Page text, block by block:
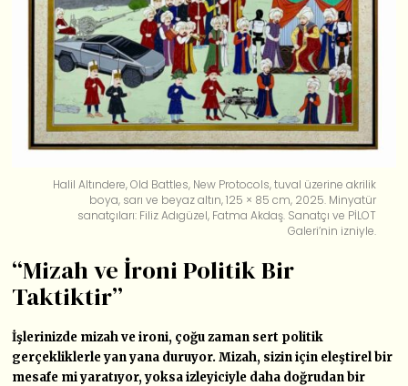
Halil Altındere, Old Battles, New Protocols, tuval üzerine akrilik
boya, sarı ve beyaz altın, 125 × 85 cm, 2025. Minyatür
sanatçıları: Filiz Adıgüzel, Fatma Akdaş. Sanatçı ve PİLOT
Galeri’nin izniyle.
“Mizah ve İroni Politik Bir
Taktiktir”
İşlerinizde mizah ve ironi, çoğu zaman sert politik
gerçekliklerle yan yana duruyor. Mizah, sizin için eleştirel bir
mesafe mi yaratıyor, yoksa izleyiciyle daha doğrudan bir